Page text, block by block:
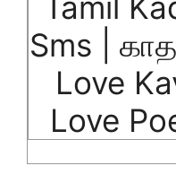
Sms |
Love
Love